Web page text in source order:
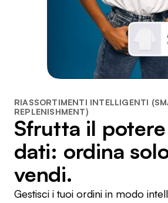
RIASSORTIMENTI INTELLIGENTI
REPLENISHMENT)
Sfrutta il
dati: ordina
vendi.
Gestisci i tuoi ordini in modo